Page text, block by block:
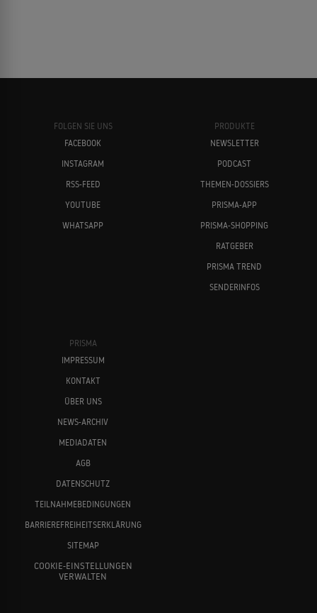
FOLGEN SIE UNS
FACEBOOK
INSTAGRAM
RSS-FEED
YOUTUBE
WHATSAPP
PRODUKTE
NEWSLETTER
PODCAST
THEMEN-DOSSIERS
PRISMA-APP
PRISMA-SHOPPING
RATGEBER
PRISMA TREND
SENDERINFOS
PRISMA
IMPRESSUM
KONTAKT
ÜBER UNS
NEWS-ARCHIV
MEDIADATEN
AGB
DATENSCHUTZ
TEILNAHMEBEDINGUNGEN
BARRIEREFREIHEITSERKLÄRUNG
SITEMAP
COOKIE-EINSTELLUNGEN
VERWALTEN